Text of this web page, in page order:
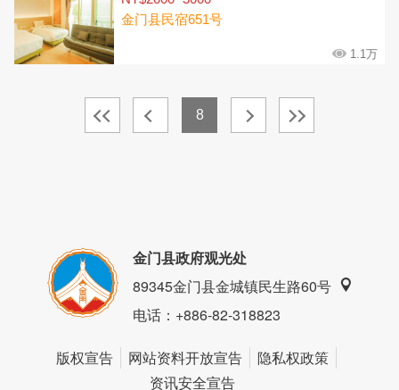
金门县民宿651号
1.1万
8
金门县政府观光处
89345金门县金城镇民生路60号
电话：+886-82-318823
版权宣告 网站资料开放宣告
隐私权政策
资讯安全宣告